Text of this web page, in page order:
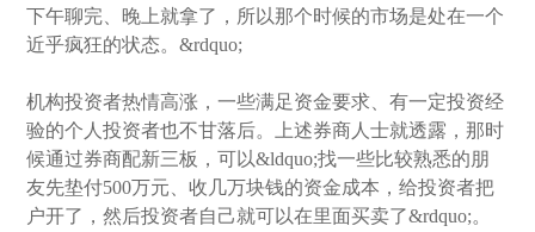
下午聊完、晚上就拿了，所以那个时候的市场是处在一个
近乎疯狂的状态。&rdquo;
机构投资者热情高涨，一些满足资金要求、有一定投资经
验的个人投资者也不甘落后。上述券商人士就透露，那时
候通过券商配新三板，可以&ldquo;找一些比较熟悉的朋
友先垫付500万元、收几万块钱的资金成本，给投资者把
户开了，然后投资者自己就可以在里面买卖了&rdquo;。